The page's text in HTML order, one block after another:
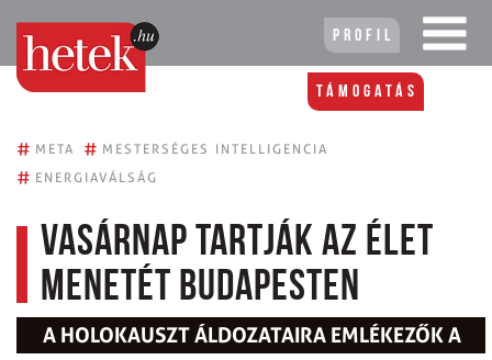
Profil
Támogatás
# META # MESTERSÉGES INTELLIGENCIA
# ENERGIAVÁLSÁG
Vasárnap tartják az Élet
menetét Budapesten
A HOLOKAUSZT ÁLDOZATAIRA EMLÉKEZŐK A